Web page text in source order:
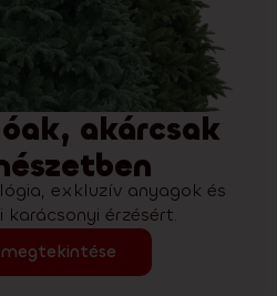
akárcsak
exkluzív anyagok és
karácsonyi érzésért.
megtekintése